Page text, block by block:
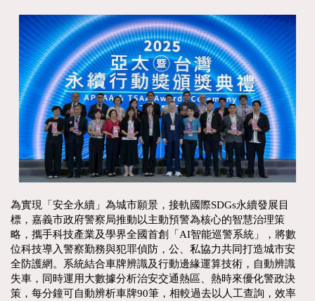
為實現「安全永續」為城市願景，接軌國際SDGs永續發展目
標，嘉義市政府警察局推動以主動預警為核心的智慧治理策
略，攜手科技產業及學界全國首創「AI智能巡警系統」，將數
位科技導入警察勤務與犯罪偵防，公、私協力共同打造城市安
全防護網。系統結合車牌辨識及行動邊緣運算技術，自動辨識
失車，同時運用大數據分析治安交通熱區、熱時來優化警政決
策，每分鐘可自動辨析車牌90筆，相較過去以人工查詢，效率